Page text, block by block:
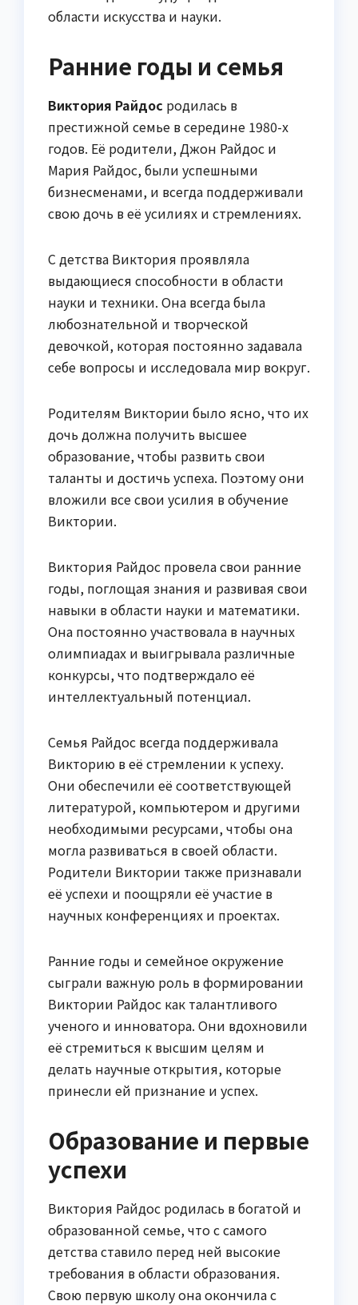
области искусства и науки.
Ранние годы и семья
Виктория Райдос родилась в
престижной семье в середине 1980-х
годов. Её родители, Джон Райдос и
Мария Райдос, были успешными
бизнесменами, и всегда поддерживали
свою дочь в её усилиях и стремлениях.
С детства Виктория проявляла
выдающиеся способности в области
науки и техники. Она всегда была
любознательной и творческой
девочкой, которая постоянно задавала
себе вопросы и исследовала мир вокруг.
Родителям Виктории было ясно, что их
дочь должна получить высшее
образование, чтобы развить свои
таланты и достичь успеха. Поэтому они
вложили все свои усилия в обучение
Виктории.
Виктория Райдос провела свои ранние
годы, поглощая знания и развивая свои
навыки в области науки и математики.
Она постоянно участвовала в научных
олимпиадах и выигрывала различные
конкурсы, что подтверждало её
интеллектуальный потенциал.
Семья Райдос всегда поддерживала
Викторию в её стремлении к успеху.
Они обеспечили её соответствующей
литературой, компьютером и другими
необходимыми ресурсами, чтобы она
могла развиваться в своей области.
Родители Виктории также признавали
её успехи и поощряли её участие в
научных конференциях и проектах.
Ранние годы и семейное окружение
сыграли важную роль в формировании
Виктории Райдос как талантливого
ученого и инноватора. Они вдохновили
её стремиться к высшим целям и
делать научные открытия, которые
принесли ей признание и успех.
Образование и первые
успехи
Виктория Райдос родилась в богатой и
образованной семье, что с самого
детства ставило перед ней высокие
требования в области образования.
Свою первую школу она окончила с